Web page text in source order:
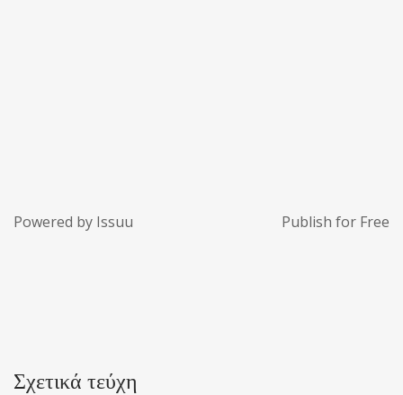
Powered by Issuu Publish for Free
Σχετικά τεύχη